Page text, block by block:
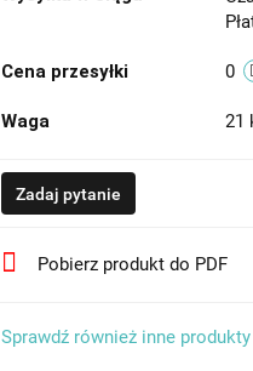
Cena przesyłki 0
Waga 21
Zadaj pytanie
Pobierz produkt do PDF
Sprawdź również inne produkty